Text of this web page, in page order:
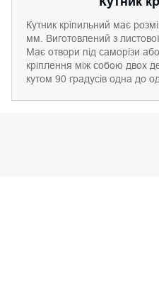
Кутник кріпильний має
мм. Виготовлений з
Має отвори під саморізи
кріплення між собою двох
кутом 90 градусів одна до